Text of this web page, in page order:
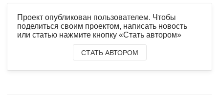
Проект опубликован пользователем. Чтобы
поделиться своим проектом, написать новость
или статью нажмите кнопку «Стать автором»
СТАТЬ АВТОРОМ